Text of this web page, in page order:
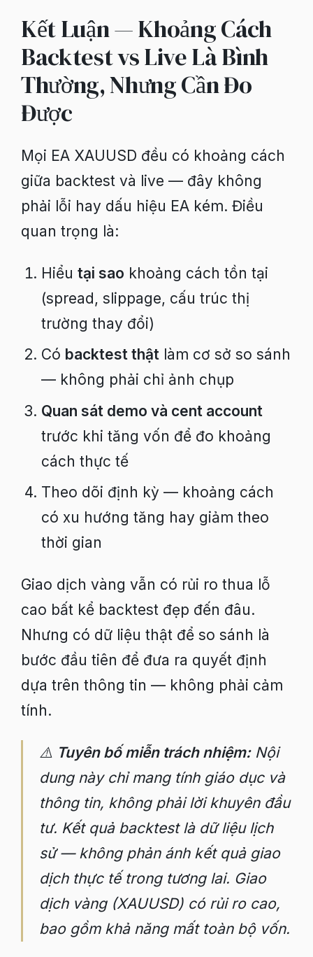
Kết Luận — Khoảng Cách
Backtest vs Live Là Bình
Thường, Nhưng Cần Đo
Được
Mọi EA XAUUSD đều có khoảng cách
giữa backtest và live — đây không
phải lỗi hay dấu hiệu EA kém. Điều
quan trọng là:
Hiểutại sao khoảng cách tồn tại
(spread, slippage, cấu trúc thị
trường thay đổi)
Có backtest thật làm cơ sở so sánh
— không phải chỉ ảnh chụp
Quan sát demo và cent account
trước khi tăng vốn để đo khoảng
cách thực tế
Theo dõi định kỳ — khoảng cách
có xu hướng tăng hay giảm theo
thời gian
Giao dịch vàng vẫn có rủi ro thua lỗ
cao bất kể backtest đẹp đến đâu.
Nhưng có dữ liệu thật để so sánh là
bước đầu tiên để đưa ra quyết định
dựa trên thông tin — không phải cảm
tính.
⚠️ Tuyên bố miễn trách nhiệm:Nội
dung này chỉ mang tính giáo dục và
thông tin, không phải lời khuyên đầu
tư. Kết quả backtest là dữ liệu lịch
sử — không phản ánh kết quả giao
dịch thực tế trong tương lai. Giao
dịch vàng (XAUUSD) có rủi ro cao,
bao gồm khả năng mất toàn bộ vốn.